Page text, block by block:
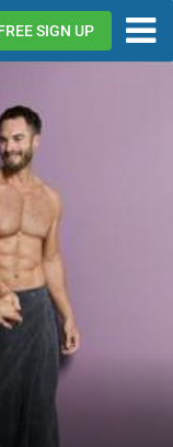
SIGN UP